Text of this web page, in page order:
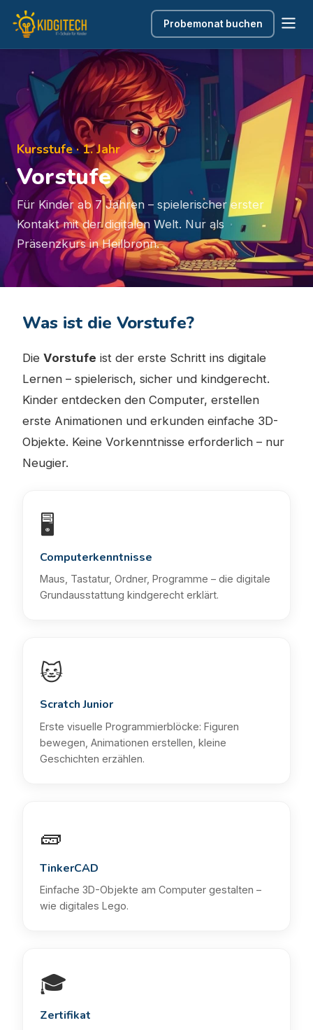
Probemonat buchen
Kursstufe · 1. Jahr
Vorstufe
Für Kinder ab 7 Jahren – spielerischer erster
Kontakt mit der digitalen Welt. Nur als
Präsenzkurs in Heilbronn.
Was ist die Vorstufe?
Die Vorstufe ist der erste Schritt ins digitale
Lernen – spielerisch, sicher und kindgerecht.
Kinder entdecken den Computer, erstellen
erste Animationen und erkunden einfache 3D-
Objekte. Keine Vorkenntnisse erforderlich – nur
Neugier.
🖥️
Computerkenntnisse
Maus, Tastatur, Ordner, Programme – die digitale
Grundausstattung kindgerecht erklärt.
🐱
Scratch Junior
Erste visuelle Programmierblöcke: Figuren
bewegen, Animationen erstellen, kleine
Geschichten erzählen.
🧱
TinkerCAD
Einfache 3D-Objekte am Computer gestalten –
wie digitales Lego.
🎓
Zertifikat